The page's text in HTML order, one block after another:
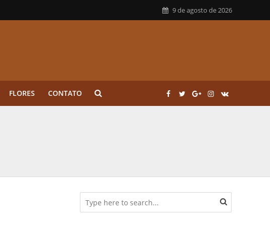
9 de agosto de 2026
FLORES CONTATO